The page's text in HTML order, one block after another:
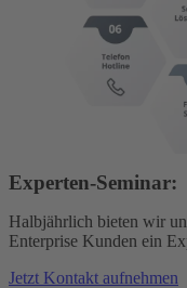
Experten-Seminar:
Halbjährlich bieten wir
Enterprise Kunden ein
Jetzt Kontakt aufnehmen